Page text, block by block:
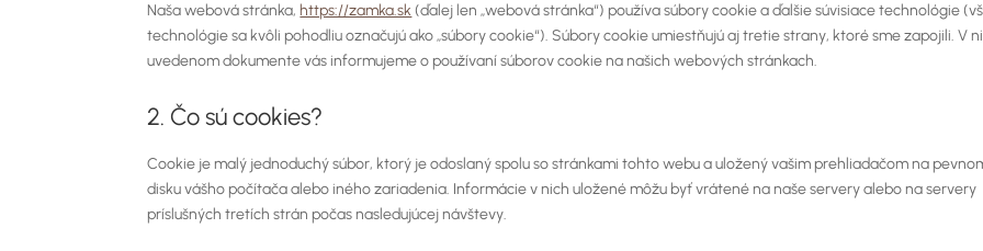
Naša webová stránka, https://zamka.sk (ďalej len „webová stránka“) používa súbory cookie a ďalšie súvisiace technológie
technológie sa kvôli pohodliu označujú ako „súbory cookie“). Súbory cookie umiestňujú aj tretie strany, ktoré sme zapojili. V
uvedenom dokumente vás informujeme o používaní súborov cookie na našich webových stránkach.
2. Čo sú cookies?
Cookie je malý jednoduchý súbor, ktorý je odoslaný spolu so stránkami tohto webu a uložený vašim prehliadačom na
disku vášho počítača alebo iného zariadenia. Informácie v nich uložené môžu byť vrátené na naše servery alebo na servery
príslušných tretích strán počas nasledujúcej návštevy.